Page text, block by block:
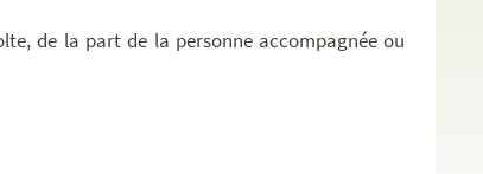
de la part de la personne accompagnée ou